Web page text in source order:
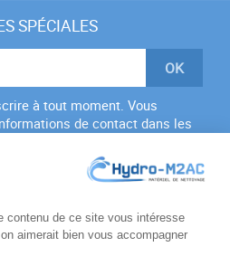
SPÉCIALES
à tout moment. Vous
de contact dans les
politique de